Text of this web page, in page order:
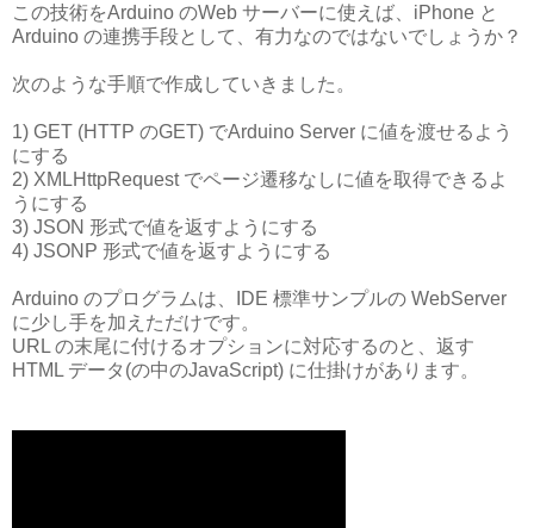
この技術をArduino のWeb サーバーに使えば、iPhone と
Arduino の連携手段として、有力なのではないでしょうか？
次のような手順で作成していきました。
1) GET (HTTP のGET) でArduino Server に値を渡せるよう
にする
2) XMLHttpRequest でページ遷移なしに値を取得できるよ
うにする
3) JSON 形式で値を返すようにする
4) JSONP 形式で値を返すようにする
Arduino のプログラムは、IDE 標準サンプルの WebServer
に少し手を加えただけです。
URL の末尾に付けるオプションに対応するのと、返す
HTML データ(の中のJavaScript) に仕掛けがあります。